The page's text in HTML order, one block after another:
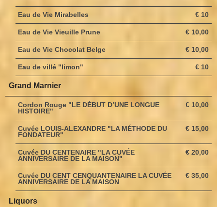
€ 10
Eau de Vie Mirabelles
€ 10,00
Eau de Vie Vieuille Prune
€ 10,00
Eau de Vie Chocolat Belge
€ 10
Eau de villé "limon"
Grand Marnier
€ 10,00
Cordon Rouge "LE DÉBUT D’UNE LONGUE
HISTOIRE"
€ 15,00
Cuvée LOUIS-ALEXANDRE "LA MÉTHODE DU
FONDATEUR"
€ 20,00
Cuvée DU CENTENAIRE "LA CUVÉE
ANNIVERSAIRE DE LA MAISON"
€ 35,00
Cuvée DU CENT CENQUANTENAIRE LA CUVÉE
ANNIVERSAIRE DE LA MAISON
Liquors